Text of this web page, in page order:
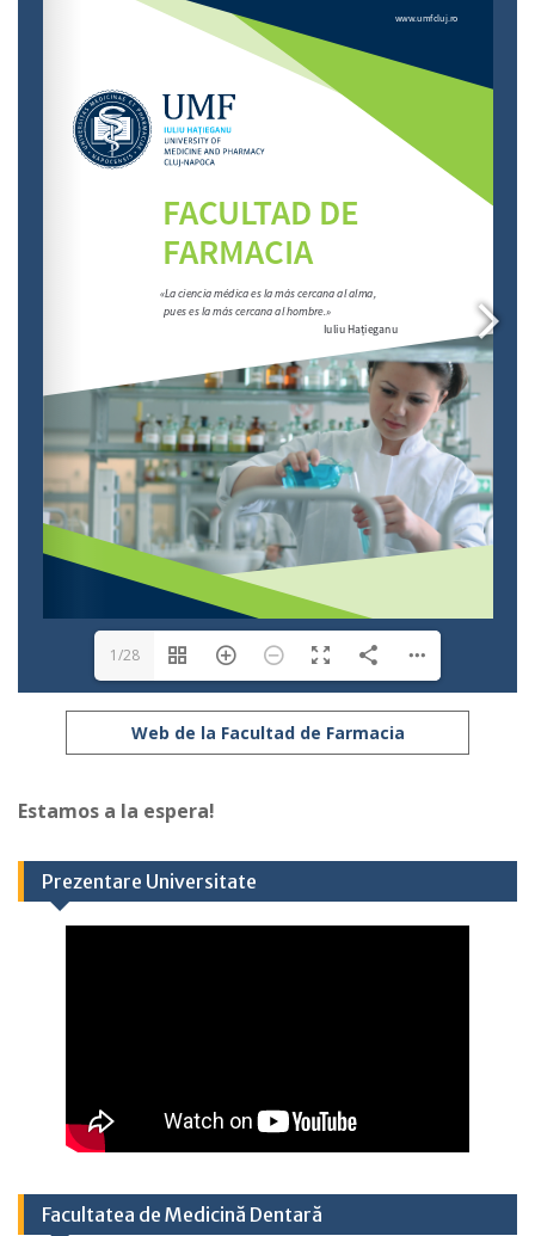
1/28
Web de la Facultad de Farmacia
Estamos a la espera!
Prezentare Universitate
Facultatea de Medicină Dentară